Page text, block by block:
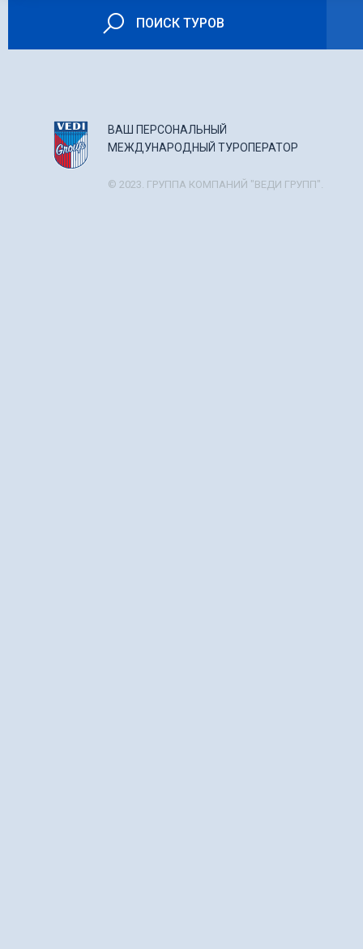
ПОИСК ТУРОВ
ВАШ ПЕРСОНАЛЬНЫЙ
МЕЖДУНАРОДНЫЙ ТУРОПЕРАТОР
© 2023. ГРУППА КОМПАНИЙ "ВЕДИ ГРУПП".